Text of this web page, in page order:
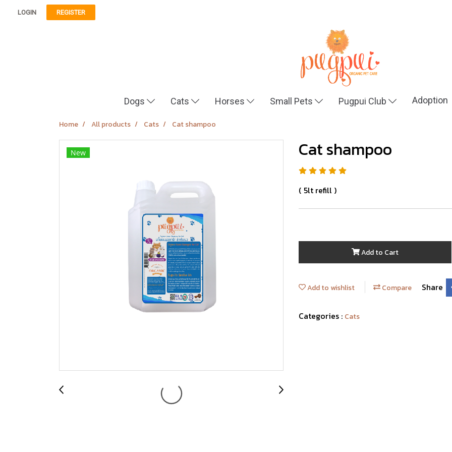
LOGIN REGISTER
Dogs Cats Horses Small Pets Pugpui Club Adoption
Home All products Cats Cat shampoo
New Cat shampoo
( 5lt refill )
Add to Cart
Add to wishlist Compare Share
Categories : Cats